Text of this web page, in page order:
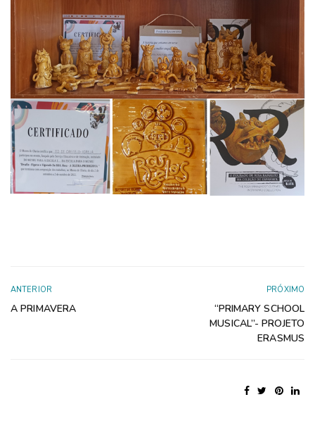
ANTERIOR
A PRIMAVERA
PRÓXIMO
“PRIMARY SCHOOL
MUSICAL”- PROJETO
ERASMUS